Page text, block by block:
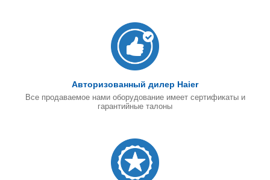
Авторизованный дилер Haier
Все продаваемое нами оборудование имеет сертификаты и
гарантийные талоны